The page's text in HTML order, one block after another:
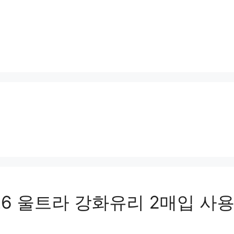
울트라 강화유리 2매입 사용